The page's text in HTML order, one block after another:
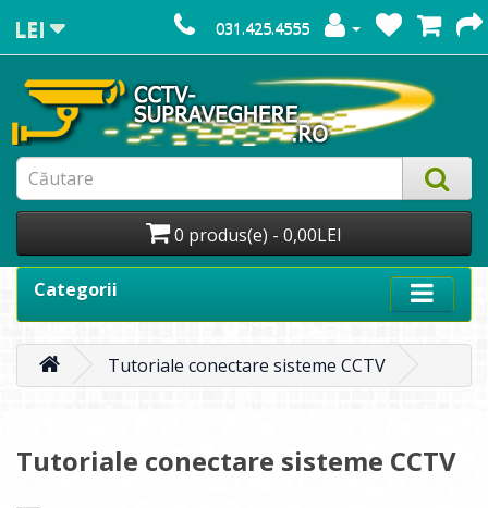
LEI 031.425.4555
0 produs(e) - 0,00LEI
Categorii
Tutoriale conectare sisteme CCTV
Tutoriale conectare sisteme CCTV